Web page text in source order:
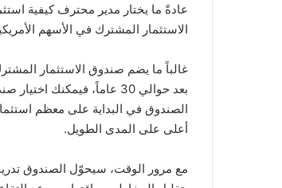
عادةً ما يختار مدير محترف كيفية
الاستثمار المشترك في الأسهم
غالباً ما يضم صندوق الاستثمار
الصندوق في البداية على معظم
أعلى على المدى الطويل.
مع مرور الوقت، سيحوّل الصندوق